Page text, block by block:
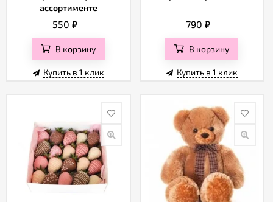
ассортименте
550 ₽
В корзину
Купить в 1 клик
790₽
В корзину
Купить в 1 клик